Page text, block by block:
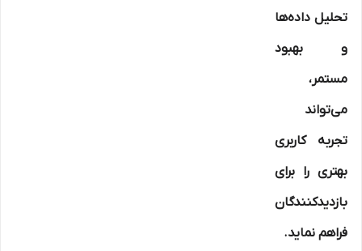
تحلیل داده‌ها
و بهبود
مستمر،
می‌تواند
تجربه کاربری
بهتری را برای
بازدیدکنندگان
فراهم نماید.